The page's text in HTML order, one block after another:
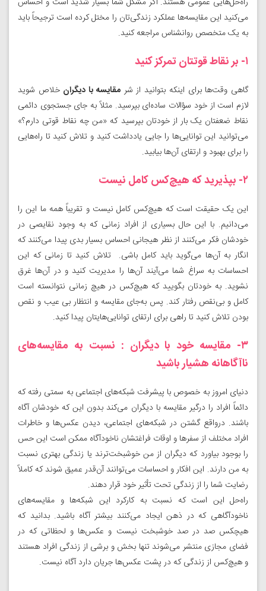
می‌کنید این مقایسه‌ها عملکرد زندگی‌تان را مختل کرده است ترجیحاً باید
‌به یک متخصص روانشناس مراجعه کنید.
۱- بر نقاط قوتتان تمرکز کنید
گاهی وقت‌ها برای اینکه بتوانید از شرمقایسه با دیگران خلاص شوید
لازم است از خود سؤالات ساده‌ای بپرسید. مثلاً به جای جستجوی دائمی
نقاط ضعفتان یک بار از خودتان بپرسید که «من چه نقاط قوتی دارم؟»
می‌توانید این توانایی‌ها را جایی یادداشت کنید و تلاش کنید تا راه‌هایی
را برای بهبود و ارتقای آن‌ها بیابید.
۲- بپذیرید که هیچ‌کس کامل نیست
این یک حقیقت است که هیچ‌کس کامل نیست و تقریباً همه ما این را
می‌دانیم. با این حال بسیاری از افراد زمانی که به وجود نقایصی در
خودشان فکر می‌کنند از نظر هیجانی احساس بسیار بدی پیدا می‌کنند که
انگار به آن‌ها می‌گوید باید کامل باشی. تلاش کنید تا زمانی که این
احساسات به سراغ شما می‌آیند آن‌ها را مدیریت کنید و در آن‌ها غرق
نشوید. به خودتان بگویید که هیچ‌کس در هیچ زمانی نتوانسته است
کامل و بی‌نقص رفتار کند. پس به‌جای مقایسه و انتظار بی عیب و نقص
بودن تلاش کنید تا راهی برای ارتقای توانایی‌هایتان پیدا کنید.
۳- مقایسه خود با دیگران : نسبت به مقایسه‌های
ناآگاهانه هشیار باشید
دنیای امروز به خصوص با پیشرفت شبکه‌های اجتماعی به سمتی رفته که
دائماً افراد را درگیر مقایسه با دیگران می‌کند بدون این که خودشان آگاه
باشند. درواقع گشتن در شبکه‌های اجتماعی، دیدن عکس‌ها و خاطرات
افراد مختلف از سفرها و اوقات فراغتشان ناخودآگاه ممکن است این حس
را بوجود بیاورد که دیگران از من خوشبخت‌ترند یا زندگی بهتری نسبت
به من دارند. این افکار و احساسات می‌توانند آن‌قدر عمیق شوند که کاملاً
رضایت شما را از زندگی تحت تأثیر خود قرار دهند.
راه‌حل این است که نسبت به کارکرد این شبکه‌ها و مقایسه‌های
ناخودآگاهی که در ذهن ایجاد می‌کنند بیشتر آگاه باشید. بدانید که
هیچکس صد در صد خوشبخت نیست و عکس‌ها و لحظاتی که در
فضای مجازی منتشر می‌شوند تنها بخش و برشی از زندگی افراد هستند
و هیچ‌کس از زندگی که در پشت عکس‌ها جریان دارد آگاه نیست.